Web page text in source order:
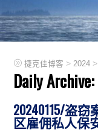
捷克佳博客 > 2024 >
Daily Archive:
20240115/盗
区雇佣私人保